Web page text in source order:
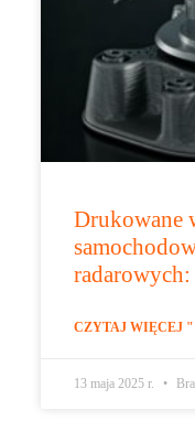
Drukowane
CZYTAJ WIĘCEJ "
13 maja 2025 r.